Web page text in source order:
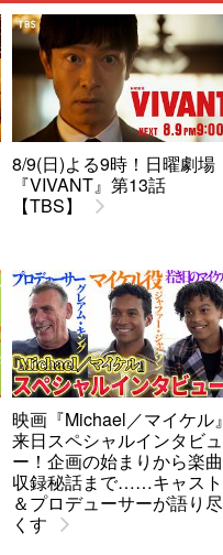
8/9(日)よる9時！日曜劇場
『VIVANT』第13話
【TBS】
映画『Michael／マイケル』
来日スペシャルインタビュ
ー！企画の始まりから楽曲
収録秘話まで……キャスト
＆プロデューサーが語り尽
くす